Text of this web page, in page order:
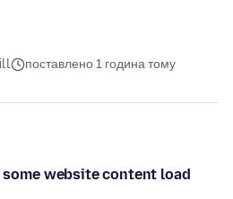
поставлено 1 година тому
website content load